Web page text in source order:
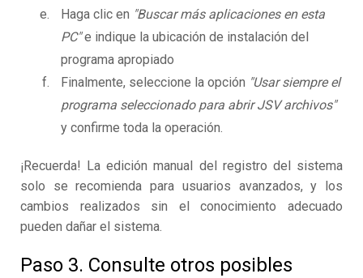
Haga clic en "Buscar más aplicaciones en esta
PC"e indique la ubicación de instalación del
programa apropiado
Finalmente, seleccione la opción "Usar siempre el
programa seleccionado para abrir JSV archivos"
y confirme toda la operación.
¡Recuerda! La edición manual del registro del sistema
solo se recomienda para usuarios avanzados, y los
cambios realizados sin el conocimiento adecuado
pueden dañar el sistema.
Paso 3. Consulte otros posibles